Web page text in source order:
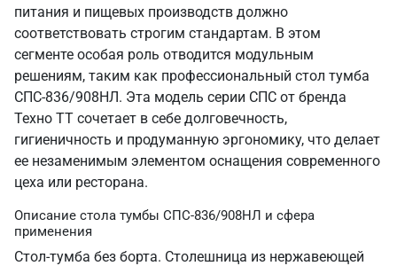
питания и пищевых производств должно
соответствовать строгим стандартам. В этом
сегменте особая роль отводится модульным
решениям, таким как профессиональный стол тумба
СПС-836/908НЛ. Эта модель серии СПС от бренда
Техно ТТ сочетает в себе долговечность,
гигиеничность и продуманную эргономику, что делает
ее незаменимым элементом оснащения современного
цеха или ресторана.
Описание стола тумбы СПС-836/908НЛ и сфера
применения
Стол-тумба без борта. Столешница из нержавеющей